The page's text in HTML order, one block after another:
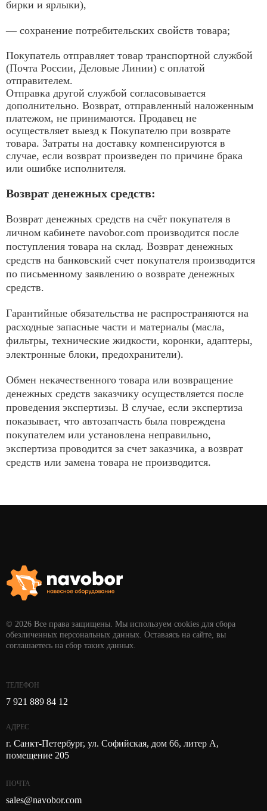
бирки и ярлыки),
— сохранение потребительских свойств товара;
Покупатель отправляет товар транспортной службой
(Почта России, Деловые Линии) с оплатой
отправителем.
Отправка другой службой согласовывается
дополнительно. Возврат, отправленный наложенным
платежом, не принимаются. Продавец не
осуществляет выезд к Покупателю при возврате
товара. Затраты на доставку компенсируются в
случае, если возврат произведен по причине брака
или ошибке исполнителя.
Возврат денежных средств:
Возврат денежных средств на счёт покупателя в
личном кабинете navobor.com производится после
поступления товара на склад. Возврат денежных
средств на банковский счет покупателя производится
по письменному заявлению о возврате денежных
средств.
Гарантийные обязательства не распространяются на
расходные запасные части и материалы (масла,
фильтры, технические жидкости, коронки, адаптеры,
электронные блоки, предохранители).
Обмен некачественного товара или возвращение
денежных средств заказчику осуществляется после
проведения экспертизы. В случае, если экспертиза
показывает, что автозапчасть была повреждена
покупателем или установлена неправильно,
экспертиза проводится за счет заказчика, а возврат
средств или замена товара не производится.
© 2026 Все права защищены. Мы используем cookies для сбора
обезличенных персональных данных. Оставаясь на сайте, вы
соглашаетесь на сбор таких данных.
ТЕЛЕФОН
7 921 889 84 12
АДРЕС
г. Санкт-Петербург, ул. Софийская, дом 66, литер А,
помещение 205
ПОЧТА
sales@navobor.com